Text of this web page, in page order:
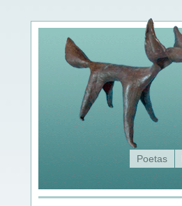
Poetas